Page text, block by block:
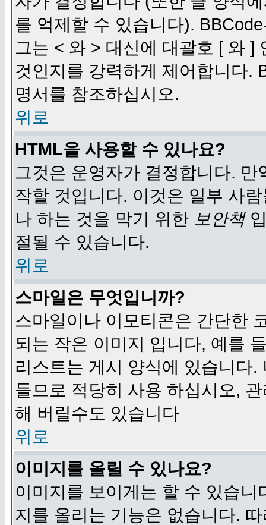
를 억제할 수 있습니다).
그는 < 와 > 대신에 대괄호 [ 와 ]
것인지를 강력하게 제어합니다.
명서를 참조하십시오.
위로
HTML을 사용할 수 있나요?
그것은 운영자가 결정합니다.
작할 것입니다. 이것은 일부 사
나 하는 것을 막기 위한 보안책
절될 수 있습니다.
위로
스마일은 무엇입니까?
스마일이나 이모티콘은 간단한
되는 작은 이미지 입니다, 예를
리스트는 게시 양식에 있습니다
들므로 적당히 사용 하십시오,
해 버릴수도 있습니다
위로
이미지를 올릴 수 있나요?
이미지를 보이게는 할 수 있습
지를 올리는 기능은 없습니다.